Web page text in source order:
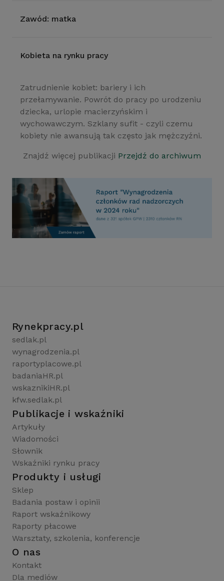
Zawód: matka
Kobieta na rynku pracy
Zatrudnienie kobiet: bariery i ich
przełamywanie. Powrót do pracy po urodzeniu
dziecka, urlopie macierzyńskim i
wychowawczym. Szklany sufit - czyli czemu
kobiety nie awansują tak często jak mężczyźni.
Znajdź więcej publikacji Przejdź do archiwum
Rynekpracy.pl
sedlak.pl
wynagrodzenia.pl
raportyplacowe.pl
badaniaHR.pl
wskaznikiHR.pl
kfw.sedlak.pl
Publikacje i wskaźniki
Artykuły
Wiadomości
Słownik
Wskaźniki rynku pracy
Produkty i usługi
Sklep
Badania postaw i opinii
Raport wskaźnikowy
Raporty płacowe
Warsztaty, szkolenia, konferencje
O nas
Kontakt
Dla mediów